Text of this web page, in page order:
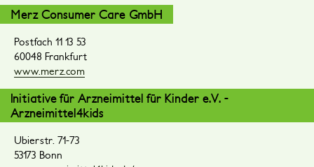
Merz Consumer Care GmbH
Postfach 11 13 53
60048 Frankfurt
www.merz.com
Initiative für Arzneimittel für Kinder e.V. -
Arzneimittel4kids
Ubierstr. 71-73
53173 Bonn